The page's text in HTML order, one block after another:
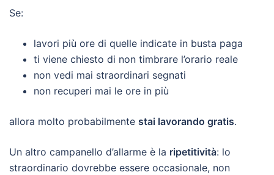
Se:
lavori più ore di quelle indicate in busta paga
ti viene chiesto di non timbrare l’orario reale
non vedi mai straordinari segnati
non recuperi mai le ore in più
allora molto probabilmente stai lavorando gratis.
Un altro campanello d’allarme è la ripetitività: lo
straordinario dovrebbe essere occasionale, non